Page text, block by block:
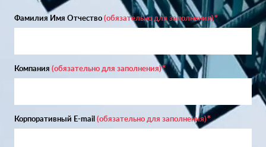
Фамилия Имя Отчество(обязательно для заполнения)
Компания (обязательно для заполнения)
Корпоративный E-mail(обязательно для заполнения)